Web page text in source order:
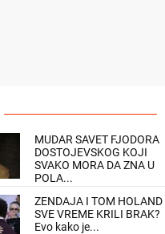
MUDAR SAVET FJODORA
DOSTOJEVSKOG KOJI
SVAKO MORA DA ZNA U
POLA...
ZENDAJA I TOM HOLAND
SVE VREME KRILI BRAK?
Evo kako je...